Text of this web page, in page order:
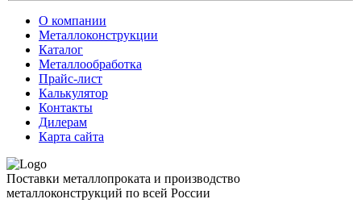
О компании
Металлоконструкции
Каталог
Металлообработка
Прайс-лист
Калькулятор
Контакты
Дилерам
Карта сайта
Поставки металлопроката и производство
металлоконструкций по всей России